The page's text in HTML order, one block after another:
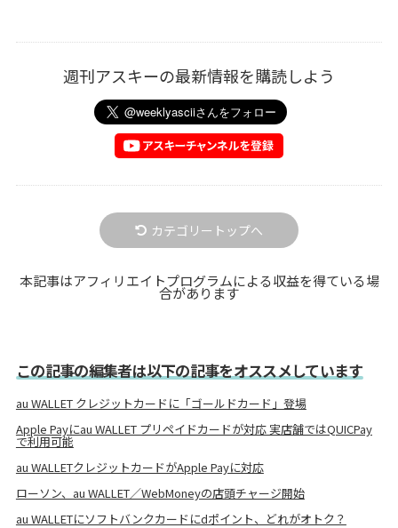
週刊アスキーの最新情報を購読しよう
カテゴリートップへ
本記事はアフィリエイトプログラムによる収益を得ている場
合があります
この記事の編集者は以下の記事をオススメしています
au WALLET クレジットカードに「ゴールドカード」登場
Apple Payにau WALLET プリペイドカードが対応 実店舗ではQUICPay
で利用可能
au WALLETクレジットカードがApple Payに対応
ローソン、au WALLET／WebMoneyの店頭チャージ開始
au WALLETにソフトバンクカードにdポイント、どれがオトク？